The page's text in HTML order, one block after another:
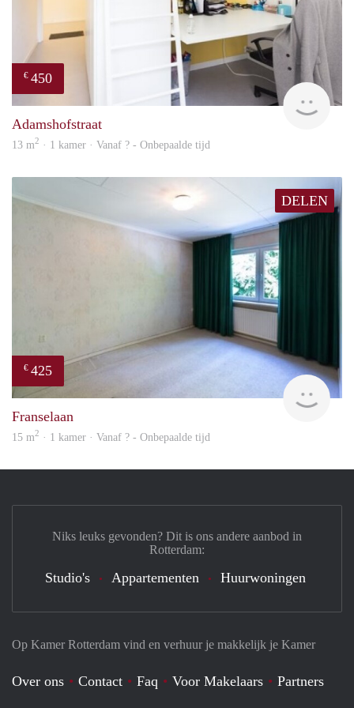
€ 450
Adamshofstraat
13 m2 · 1 kamer · Vanaf ? - Onbepaalde tijd
DELEN
€ 425
Franselaan
15 m2 · 1 kamer · Vanaf ? - Onbepaalde tijd
Op Kamer Rotterdam vind en verhuur je makkelijk je Kamer
Over ons Contact Faq Voor Makelaars
Partners
Niks leuks gevonden? Dit is ons andere aanbod in
Rotterdam:
Studio's Appartementen Huurwoningen